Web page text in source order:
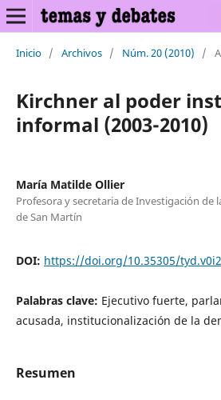
Inicio / Archivos / Núm. 20 (2010) /
Kirchner al poder
informal (2003-2010)
María Matilde Ollier
Profesora y secretaria de Investigación de
de San Martín
DOI: https://doi.org/10.35305/
Palabras clave: Ejecutivo fuerte,
acusada, institucionalización de la
Resumen